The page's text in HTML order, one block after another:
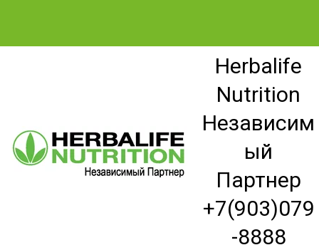
Herbalife
Nutrition
Независим
ый
Партнер
+7(903)079
-8888